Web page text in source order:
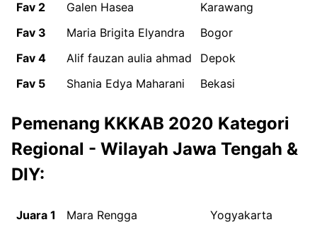
Fav 2
Galen Hasea
Karawang
Fav 3
Maria Brigita Elyandra
Bogor
Fav 4
Alif fauzan aulia ahmad
Depok
Fav 5
Shania Edya Maharani Bekasi
Pemenang KKKAB 2020 Kategori
Regional - Wilayah Jawa Tengah &
DIY:
Juara 1 Mara Rengga
Yogyakarta